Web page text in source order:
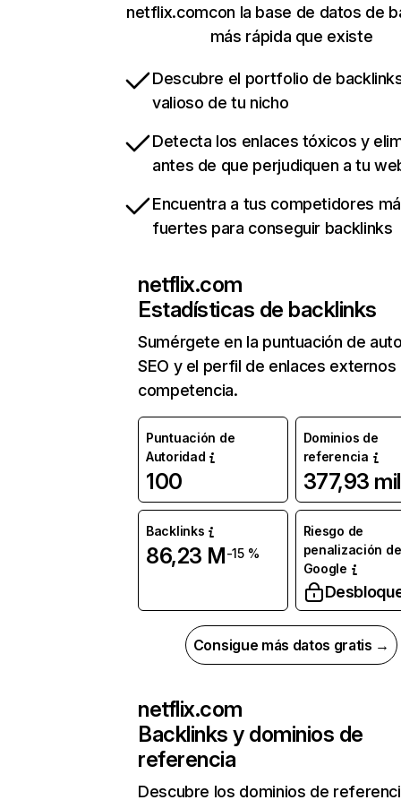
netflix.comcon la base de datos de
más rápida que existe
Descubre el portfolio de
valioso de tu nicho
Detecta los enlaces tóxicos y
antes de que perjudiquen a tu
Encuentra a tus competidores
fuertes para conseguir backlinks
netflix.com
Estadísticas de backlinks
Sumérgete en la puntuación de
SEO y el perfil de enlaces externos
competencia.
Puntuación de
Autoridad
100
Dominios de
referencia
377,93 mil
Backlinks
86,23 M-15 %
Riesgo de
penalización de
Google
Consigue más datos gratis →
netflix.com
Backlinks y dominios de
referencia
Descubre los dominios de